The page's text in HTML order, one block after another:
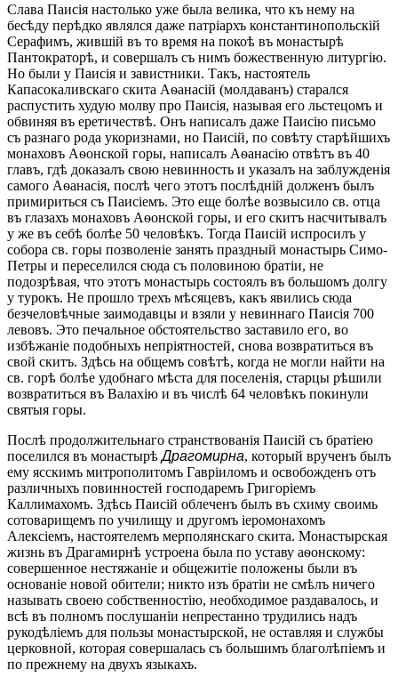
Слава Паисія настолько уже была велика, что къ нему на
бесѣду перѣдко являлся даже патріархъ константинопольскій
Серафимъ, жившій въ то время на покоѣ въ монастырѣ
Пантократорѣ, и совершалъ съ нимъ божественную литургію.
Но были у Паисія и завистники. Такъ, настоятель
Капасокаливскаго скита Аѳанасій (молдаванъ) старался
распустить худую молву про Паисія, называя его льстецомъ и
обвиняя въ еретичествѣ. Онъ написалъ даже Паисію письмо
съ разнаго рода укоризнами, но Паисій, по совѣту старѣйшихъ
монаховъ Аѳонской горы, написалъ Аѳанасію отвѣтъ въ 40
главъ, гдѣ доказалъ свою невинность и указалъ на заблужденія
самого Аѳанасія, послѣ чего этотъ послѣдній долженъ былъ
примириться съ Паисіемъ. Это еще болѣе возвысило св. отца
въ глазахъ монаховъ Аѳонской горы, и его скитъ насчитывалъ
у же въ себѣ болѣе 50 человѣкъ. Тогда Паисій испросилъ у
собора св. горы позволеніе занять праздный монастырь Симо-
Петры и переселился сюда съ половиною братіи, не
подозрѣвая, что этотъ монастырь состоялъ въ большомъ долгу
у турокъ. Не прошло трехъ мѣсяцевъ, какъ явились сюда
безчеловѣчные заимодавцы и взяли у невиннаго Паисія 700
левовъ. Это печальное обстоятельство заставило его, во
избѣжаніе подобныхъ непріятностей, снова возвратиться въ
свой скитъ. Здѣсь на общемъ совѣтѣ, когда не могли найти на
св. горѣ болѣе удобнаго мѣста для поселенія, старцы рѣшили
возвратиться въ Валахію и въ числѣ 64 человѣкъ покинули
святыя горы.
Послѣ продолжительнаго странствованія Паисій съ братіею
поселился въ монастырѣДрагомирна, который врученъ былъ
ему ясскимъ митрополитомъ Гавріиломъ и освобожденъ отъ
различныхъ повинностей господаремъ Григоріемъ
Каллимахомъ. Здѣсь Паисій облеченъ былъ въ схиму своимь
сотоварищемъ по училищу и другомъ іеромонахомъ
Алексіемъ, настоятелемъ мерполянскаго скита. Монастырская
жизнь въ Драгамирнѣ устроена была по уставу аѳонскому:
совершенное нестяжаніе и общежитіе положены были въ
основаніе новой обители; никто изъ братіи не смѣлъ ничего
называть своею собственностію, необходимое раздавалось, и
всѣ въ полномъ послушаніи непрестанно трудились надъ
рукодѣліемъ для пользы монастырской, не оставляя и службы
церковной, которая совершалась съ большимъ благолѣпіемъ и
по прежнему на двухъ языкахъ.